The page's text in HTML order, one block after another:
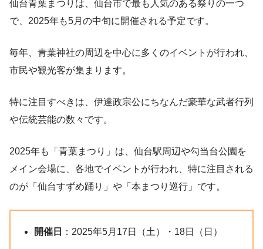
仙台青葉まつりは、仙台市で最も人気のある祭りの一つ
で、2025年も5月の中旬に開催される予定です。
毎年、青葉神社の周辺を中心に多くのイベントが行われ、
市民や観光客が集まります。
特に注目すべきは、伊達政宗公にちなんだ豪華な武者行列
や伝統芸能の数々です。
2025年も「青葉まつり」は、仙台駅周辺や勾当台公園を
メイン会場に、各地でイベントが行われ、特に注目される
のが「仙台すずめ踊り」や「本まつり巡行」です。
開催日 ：​2025年5月17日（土）・18日（日）